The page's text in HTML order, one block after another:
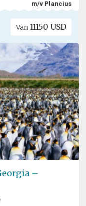
m/v Plancius
Van 11150 USD
–